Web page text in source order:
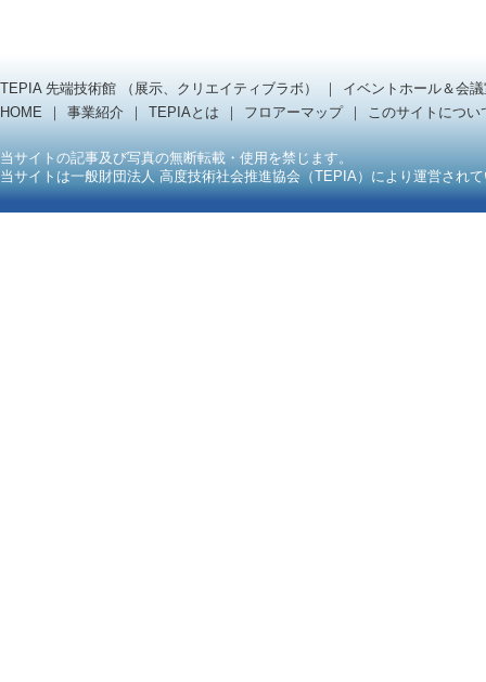
TEPIA 先端技術館 （展示、クリエイティブラボ）
イベントホール＆会
HOME
事業紹介 TEPIAとは フロアーマップ このサイトについ
当サイトの記事及び写真の無断転載・使用を禁じます。
当サイトは一般財団法人 高度技術社会推進協会（TEPIA）により運営され